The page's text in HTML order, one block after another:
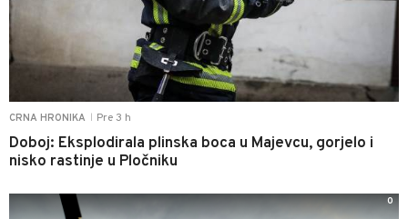
CRNA HRONIKA Pre 3 h
Doboj: Eksplodirala plinska boca u Majevcu, gorjelo i
nisko rastinje u Pločniku
0